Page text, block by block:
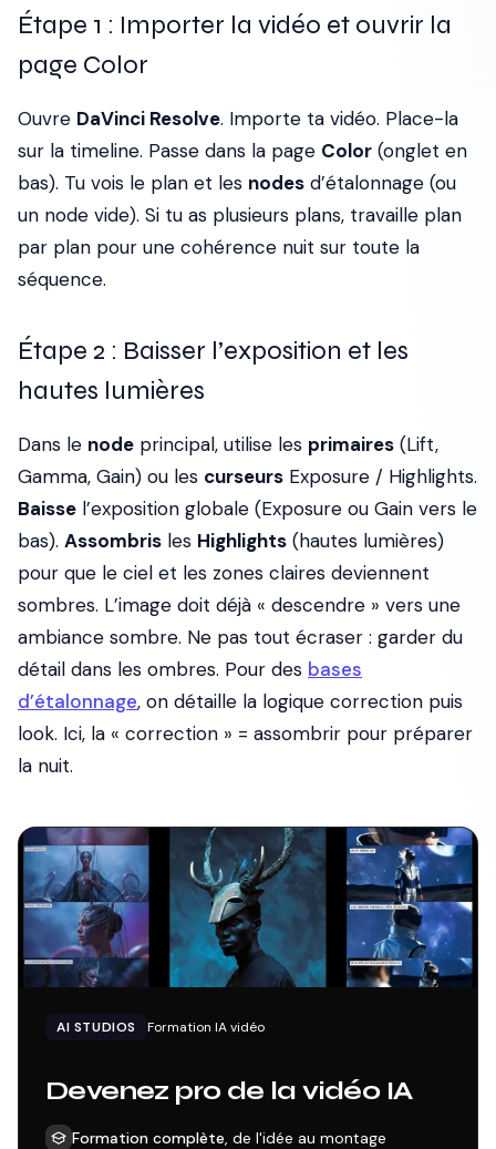
Étape 1 : Importer la vidéo et ouvrir la
page Color
Ouvre DaVinci Resolve. Importe ta vidéo. Place-la
sur la timeline. Passe dans la page Color (onglet en
bas). Tu vois le plan et les nodes d’étalonnage (ou
un node vide). Si tu as plusieurs plans, travaille plan
par plan pour une cohérence nuit sur toute la
séquence.
Étape 2 : Baisser l’exposition et les
hautes lumières
Dans le node principal, utilise les primaires (Lift,
Gamma, Gain) ou les curseurs Exposure / Highlights.
Baisse l’exposition globale (Exposure ou Gain vers le
bas). Assombris les Highlights (hautes lumières)
pour que le ciel et les zones claires deviennent
sombres. L’image doit déjà « descendre » vers une
ambiance sombre. Ne pas tout écraser : garder du
détail dans les ombres. Pour des bases
d’étalonnage, on détaille la logique correction puis
look. Ici, la « correction » = assombrir pour préparer
la nuit.
AI STUDIOS Formation IA vidéo
Devenez pro de la vidéo IA
Formation complète, de l'idée au montage